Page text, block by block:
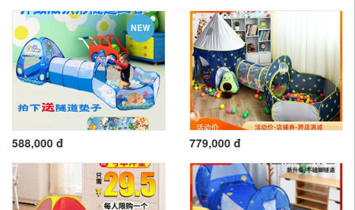
NEW
588,000 đ 779,000 đ